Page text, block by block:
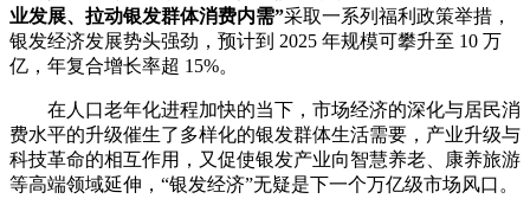
业发展、拉动银发群体消费内需”采取一系列福利政策举措，
银发经济发展势头强劲，预计到 2025 年规模可攀升至 10 万
亿，年复合增长率超 15%。
在人口老年化进程加快的当下，市场经济的深化与居民消
费水平的升级催生了多样化的银发群体生活需要，产业升级与
科技革命的相互作用，又促使银发产业向智慧养老、康养旅游
等高端领域延伸，“银发经济”无疑是下一个万亿级市场风口。